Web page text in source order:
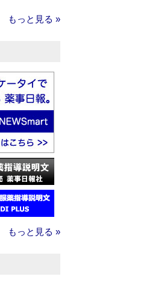
もっと見る »
もっと見る »